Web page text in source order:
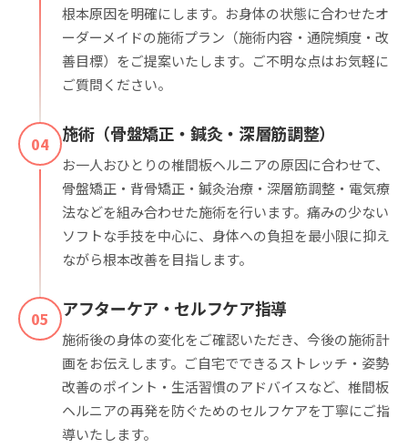
根本原因を明確にします。お身体の状態に合わせたオ
ーダーメイドの施術プラン（施術内容・通院頻度・改
善目標）をご提案いたします。ご不明な点はお気軽に
ご質問ください。
04 施術（骨盤矯正・鍼灸・深層筋調整）
お一人おひとりの椎間板ヘルニアの原因に合わせて、
骨盤矯正・背骨矯正・鍼灸治療・深層筋調整・電気療
法などを組み合わせた施術を行います。痛みの少ない
ソフトな手技を中心に、身体への負担を最小限に抑え
ながら根本改善を目指します。
05 アフターケア・セルフケア指導
施術後の身体の変化をご確認いただき、今後の施術計
画をお伝えします。ご自宅でできるストレッチ・姿勢
改善のポイント・生活習慣のアドバイスなど、椎間板
ヘルニアの再発を防ぐためのセルフケアを丁寧にご指
導いたします。